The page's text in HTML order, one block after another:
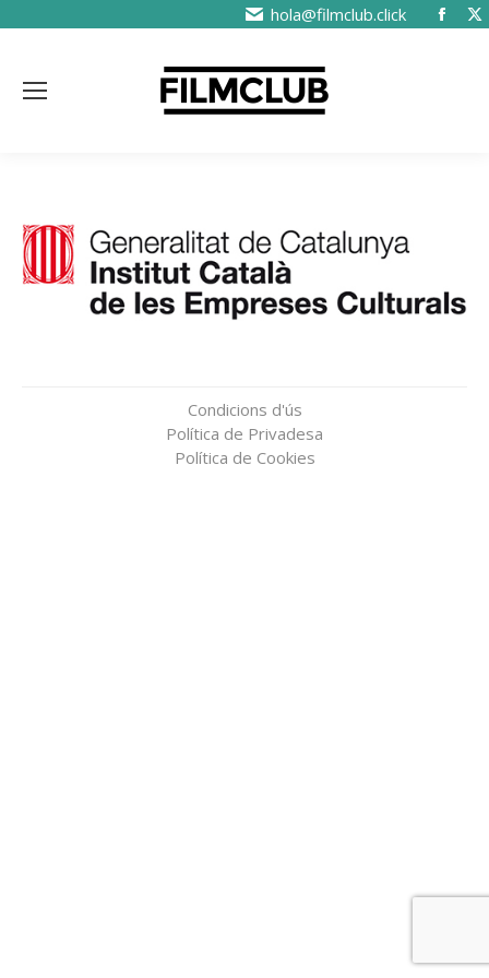
hola@filmclub.click
Condicions d'ús
Política de Privadesa
Política de Cookies